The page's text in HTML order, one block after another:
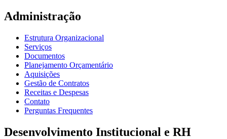
Administração
Estrutura Organizacional
Serviços
Documentos
Planejamento Orçamentário
Aquisições
Gestão de Contratos
Receitas e Despesas
Contato
Perguntas Frequentes
Desenvolvimento Institucional e RH